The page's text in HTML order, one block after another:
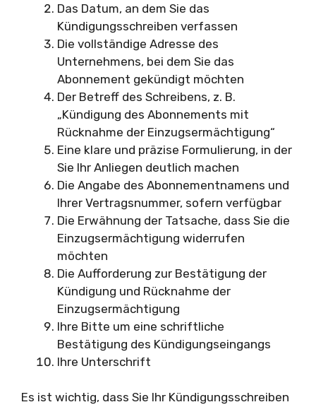
Das Datum, an dem Sie das
Kündigungsschreiben verfassen
Die vollständige Adresse des
Unternehmens, bei dem Sie das
Abonnement gekündigt möchten
Der Betreff des Schreibens, z. B.
„Kündigung des Abonnements mit
Rücknahme der Einzugsermächtigung“
Eine klare und präzise Formulierung, in der
Sie Ihr Anliegen deutlich machen
Die Angabe des Abonnementnamens und
Ihrer Vertragsnummer, sofern verfügbar
Die Erwähnung der Tatsache, dass Sie die
Einzugsermächtigung widerrufen
möchten
Die Aufforderung zur Bestätigung der
Kündigung und Rücknahme der
Einzugsermächtigung
Ihre Bitte um eine schriftliche
Bestätigung des Kündigungseingangs
Ihre Unterschrift
Es ist wichtig, dass Sie Ihr Kündigungsschreiben